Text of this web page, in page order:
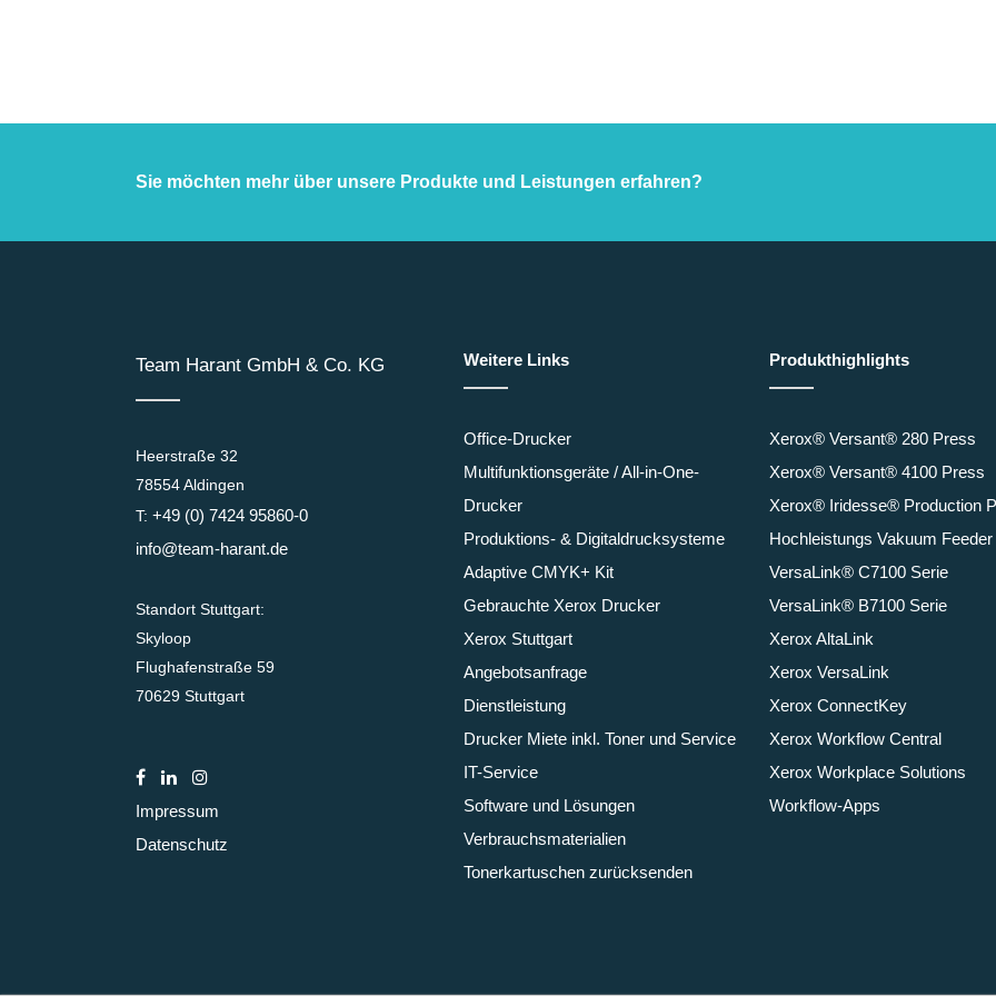
Sie möchten mehr über unsere Produkte und Leistungen erfahren?
Team Harant GmbH & Co. KG
Heerstraße 32
78554 Aldingen
T: +49 (0) 7424 95860-0
info@team-harant.de
Standort Stuttgart:
Skyloop
Flughafenstraße 59
70629 Stuttgart
Impressum
Datenschutz
Weitere Links
Office-Drucker
Multifunktionsgeräte / All-in-One-
Drucker
Produktions- & Digitaldrucksysteme
Adaptive CMYK+ Kit
Gebrauchte Xerox Drucker
Xerox Stuttgart
Angebotsanfrage
Dienstleistung
Drucker Miete inkl. Toner und Service
IT-Service
Software und Lösungen
Verbrauchsmaterialien
Tonerkartuschen zurücksenden
Produkthighlights
Xerox® Versant® 280 Press
Xerox® Versant® 4100 Press
Xerox® Iridesse® Production
Hochleistungs Vakuum Feeder
VersaLink® C7100 Serie
VersaLink® B7100 Serie
Xerox AltaLink
Xerox VersaLink
Xerox ConnectKey
Xerox Workflow Central
Xerox Workplace Solutions
Workflow-Apps